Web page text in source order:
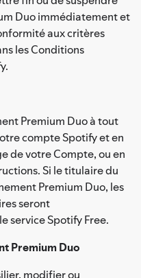
Duo immédiatement et
aux critères
les Conditions
Premium Duo à tout
compte Spotify et en
de votre Compte, ou en
Si le titulaire du
Premium Duo, les
seront
service Spotify Free.
Premium Duo
modifier ou